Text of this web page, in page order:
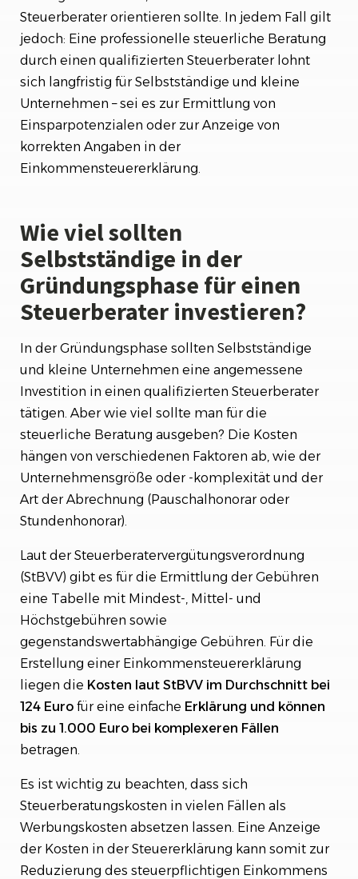
Steuerberater orientieren sollte. In jedem Fall gilt
jedoch: Eine professionelle steuerliche Beratung
durch einen qualifizierten Steuerberater lohnt
sich langfristig für Selbstständige und kleine
Unternehmen – sei es zur Ermittlung von
Einsparpotenzialen oder zur Anzeige von
korrekten Angaben in der
Einkommensteuererklärung.
Wie viel sollten
Selbstständige in der
Gründungsphase für einen
Steuerberater investieren?
In der Gründungsphase sollten Selbstständige
und kleine Unternehmen eine angemessene
Investition in einen qualifizierten Steuerberater
tätigen. Aber wie viel sollte man für die
steuerliche Beratung ausgeben? Die Kosten
hängen von verschiedenen Faktoren ab, wie der
Unternehmensgröße oder -komplexität und der
Art der Abrechnung (Pauschalhonorar oder
Stundenhonorar).
Laut der Steuerberatervergütungsverordnung
(StBVV) gibt es für die Ermittlung der Gebühren
eine Tabelle mit Mindest-, Mittel- und
Höchstgebühren sowie
gegenstandswertabhängige Gebühren. Für die
Erstellung einer Einkommensteuererklärung
liegen die Kosten laut StBVV im Durchschnitt bei
124 Euro für eine einfache Erklärung und können
bis zu 1.000 Euro bei komplexeren Fällen
betragen.
Es ist wichtig zu beachten, dass sich
Steuerberatungskosten in vielen Fällen als
Werbungskosten absetzen lassen. Eine Anzeige
der Kosten in der Steuererklärung kann somit zur
Reduzierung des steuerpflichtigen Einkommens